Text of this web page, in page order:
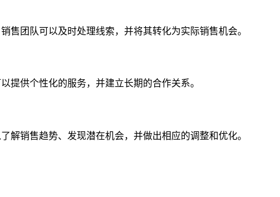
团队可以及时处理线索，并将其转化为实际销售机会。
提供个性化的服务，并建立长期的合作关系。
销售趋势、发现潜在机会，并做出相应的调整和优化。